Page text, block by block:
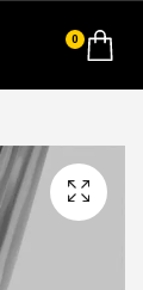
0